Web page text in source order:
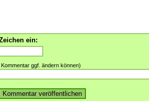
ein:
ggf. ändern können)